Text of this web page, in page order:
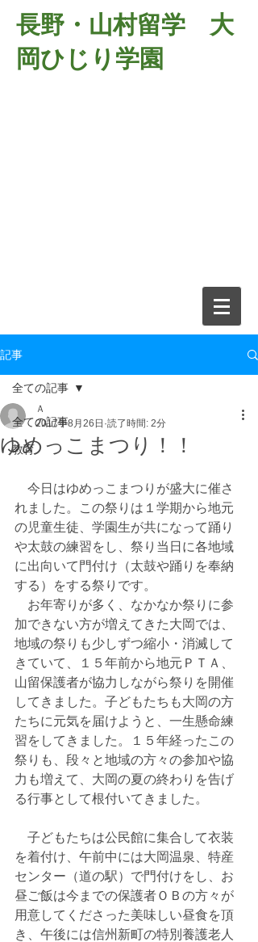
長野・山村留学 大
岡ひじり学園
記事
全ての記事
教育
全ての記事
ゆめっこまつり！！
Ａ
2017年8月26日 読了時間: 2分
今日はゆめっこまつりが盛大に催さ
れました。この祭りは１学期から地元
の児童生徒、学園生が共になって踊り
や太鼓の練習をし、祭り当日に各地域
に出向いて門付け（太鼓や踊りを奉納
する）をする祭りです。
お年寄りが多く、なかなか祭りに参
加できない方が増えてきた大岡では、
地域の祭りも少しずつ縮小・消滅して
きていて、１５年前から地元ＰＴＡ、
山留保護者が協力しながら祭りを開催
してきました。子どもたちも大岡の方
たちに元気を届けようと、一生懸命練
習をしてきました。１５年経ったこの
祭りも、段々と地域の方々の参加や協
力も増えて、大岡の夏の終わりを告げ
る行事として根付いてきました。
子どもたちは公民館に集合して衣装
を着付け、午前中には大岡温泉、特産
センター（道の駅）で門付けをし、お
昼ご飯は今までの保護者ＯＢの方々が
用意してくださった美味しい昼食を頂
き、午後には信州新町の特別養護老人